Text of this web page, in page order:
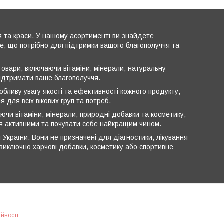
та краси. У нашому асортименті ви знайдете
що потрібно для підтримки вашого благополуччя та
включаючи вітаміни, мінерали, натуральну
ваше благополуччя.
увагу якості та ефективності кожного продукту,
всіх вікових груп та потреб.
вітаміни, мінерали, природні добавки та косметику,
активними та почувати себе найкращим чином.
Вони не призначені для діагностики, лікування
харчові добавки, косметику або спортивне